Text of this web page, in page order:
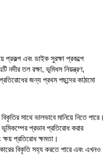
প্রকল্প এবং ডাইক সুরক্ষা প্রকল্পে
নদীর তল রক্ষা, ভূমিধস নিয়ন্ত্রণ,
জন্য প্রথম পছন্দের কাঠামো
সাথে ভালভাবে মানিয়ে নিতে পারে।
প্রভাব প্রতিরোধ করার
ক্ষয় প্রতিরোধ ক্ষমতা।
বিকৃতি সহ্য করতে পারে এবং এখনও